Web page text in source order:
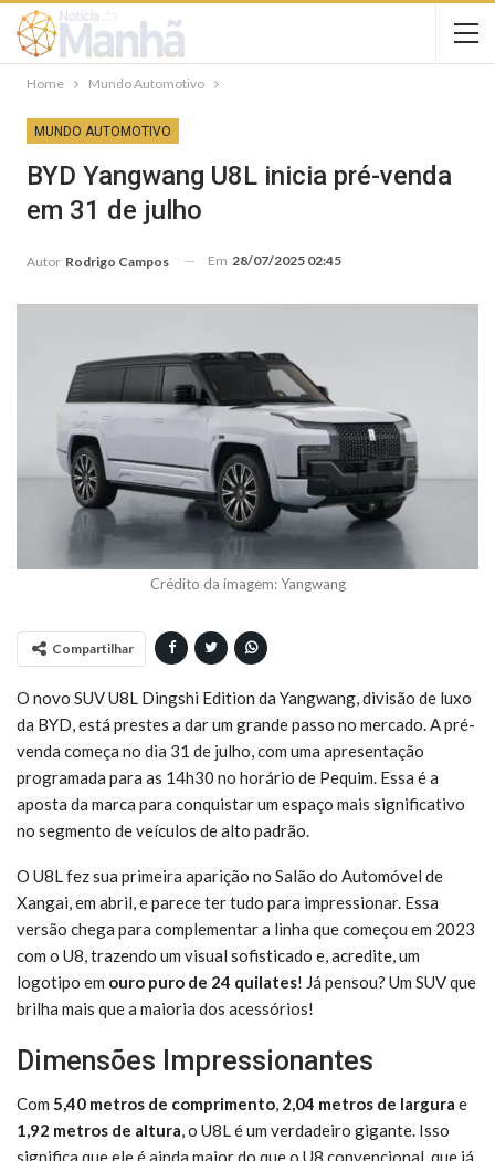
Home Mundo Automotivo
MUNDO AUTOMOTIVO
BYD Yangwang U8L inicia pré-venda
em 31 de julho
Autor Rodrigo Campos Em 28/07/2025 02:45
Crédito da imagem: Yangwang
Compartilhar
O novo SUV U8L Dingshi Edition da Yangwang, divisão de luxo
da BYD, está prestes a dar um grande passo no mercado. A pré-
venda começa no dia 31 de julho, com uma apresentação
programada para as 14h30 no horário de Pequim. Essa é a
aposta da marca para conquistar um espaço mais significativo
no segmento de veículos de alto padrão.
O U8L fez sua primeira aparição no Salão do Automóvel de
Xangai, em abril, e parece ter tudo para impressionar. Essa
versão chega para complementar a linha que começou em 2023
com o U8, trazendo um visual sofisticado e, acredite, um
logotipo em ouro puro de 24 quilates! Já pensou? Um SUV que
brilha mais que a maioria dos acessórios!
Dimensões Impressionantes
Com 5,40 metros de comprimento, 2,04 metros de largura e
1,92 metros de altura, o U8L é um verdadeiro gigante. Isso
significa que ele é ainda maior do que o U8 convencional, que já